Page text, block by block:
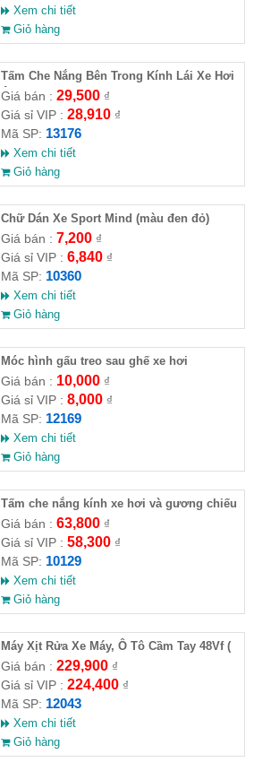
Xem chi tiết
Giỏ hàng
Tấm Che Nắng Bên Trong Kính Lái Xe Hơi
Ô Tô Có Phản Quang
Giá bán : 29,500₫
Giá sỉ VIP : 28,910₫
Mã SP: 13176
Xem chi tiết
Giỏ hàng
Chữ Dán Xe Sport Mind (màu đen đỏ)
Giá bán : 7,200₫
Giá sỉ VIP : 6,840₫
Mã SP: 10360
Xem chi tiết
Giỏ hàng
Móc hình gấu treo sau ghế xe hơi
Giá bán : 10,000₫
Giá sỉ VIP : 8,000₫
Mã SP: 12169
Xem chi tiết
Giỏ hàng
Tấm che nắng kính xe hơi và gương chiếu
hậu (Full VAT )
Giá bán : 63,800₫
Giá sỉ VIP : 58,300₫
Mã SP: 10129
Xem chi tiết
Giỏ hàng
Máy Xịt Rửa Xe Máy, Ô Tô Cầm Tay 48Vf (
HĐ )
Giá bán : 229,900₫
Giá sỉ VIP : 224,400₫
Mã SP: 12043
Xem chi tiết
Giỏ hàng